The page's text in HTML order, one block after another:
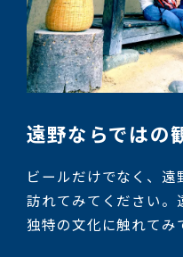
遠野ならではの
ビールだけでなく、
訪れてみてください。
独特の文化に触れてみ